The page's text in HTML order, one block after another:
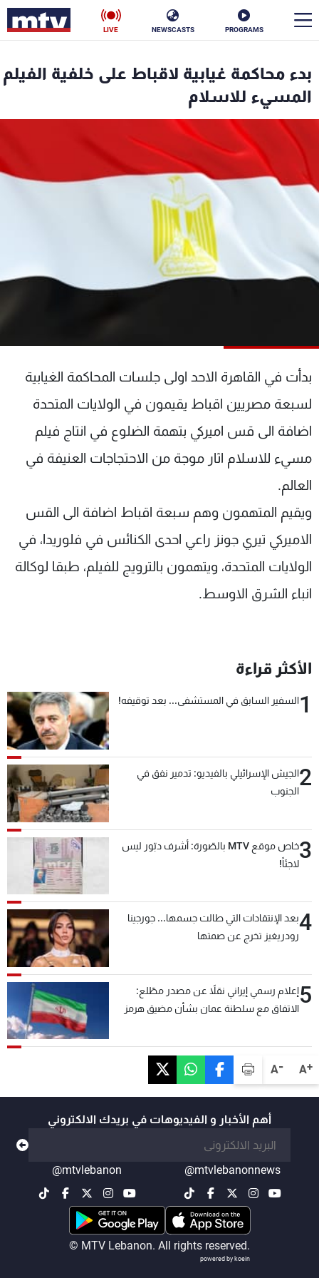
PROGRAMS
NEWSCASTS
LIVE
A+
A-
بدء محاكمة غيابية لاقباط على خلفية الفيلم
المسيء للاسلام
بدأت في القاهرة الاحد اولى جلسات المحاكمة الغيابية
لسبعة مصريين اقباط يقيمون في الولايات المتحدة
اضافة الى قس اميركي بتهمة الضلوع في انتاج فيلم
مسيء للاسلام اثار موجة من الاحتجاجات العنيفة في
العالم.
ويقيم المتهمون وهم سبعة اقباط اضافة الى القس
الاميركي تيري جونز راعي احدى الكنائس في فلوريدا، في
الولايات المتحدة، ويتهمون بالترويج للفيلم، طبقا لوكالة
انباء الشرق الاوسط.
الأكثر قراءة
1السفير السابق في المستشفى... بعد توقيفه!
2الجيش الإسرائيلي بالفيديو: تدمير نفق في
الجنوب
3
خاص موقع MTV بالصّورة: أشرف دبّور ليس
لاجئاً!
4بعد الإنتقادات التي طالت جسمها... جورجينا
رودريغيز تخرج عن صمتها
5إعلام رسمي إيراني نقلاً عن مصدر مطّلع:
الاتفاق مع سلطنة عمان بشأن مضيق هرمز
أهم الأخبار و الفيديوهات في بريدك الالكتروني
@mtvlebanonnews
@mtvlebanon
© MTV Lebanon. All rights reserved.
powered by koein
الأخبار
سياسة
منوعات رياضة
عن MTV
لاعلاناتكم
وظائف
تواصل معنا
شروط الإسـتخدام